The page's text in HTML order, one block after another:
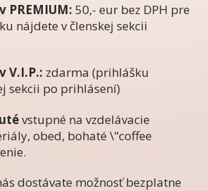
PREMIUM:50,- eur bez DPH pre
nájdete v členskej sekcii
V.I.P.: zdarma (prihlášku
sekcii po prihlásení)
vstupné na vzdelávacie
obed, bohaté \"coffee
dostávate možnosť bezplatne